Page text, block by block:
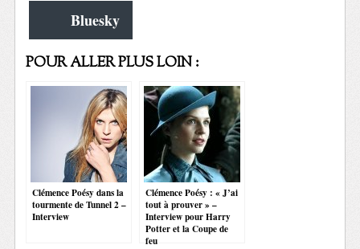
Bluesky
POUR ALLER PLUS LOIN :
Clémence Poésy dans la
tourmente de Tunnel 2 –
Interview
Clémence Poésy : « J’ai
tout à prouver » –
Interview pour Harry
Potter et la Coupe de
feu